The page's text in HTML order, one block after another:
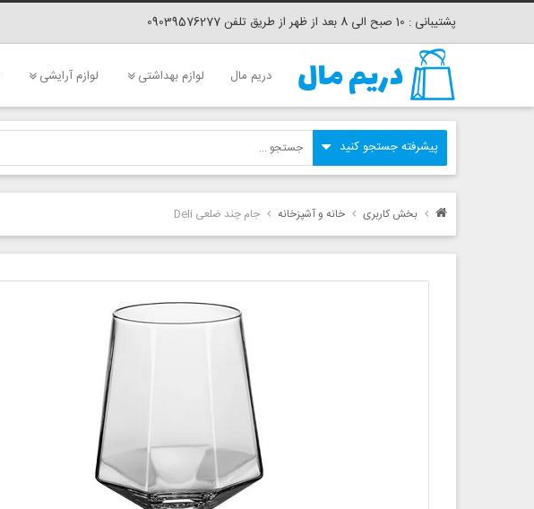
پشتیبانی : 10 صبح الی 8 بعد از ظهر از طریق تلفن 09039576277
دریم مال لوازم بهداشتی لوازم آرایشی
بخش کاربری خانه و آشپزخانه جام چند ضلعی Deli